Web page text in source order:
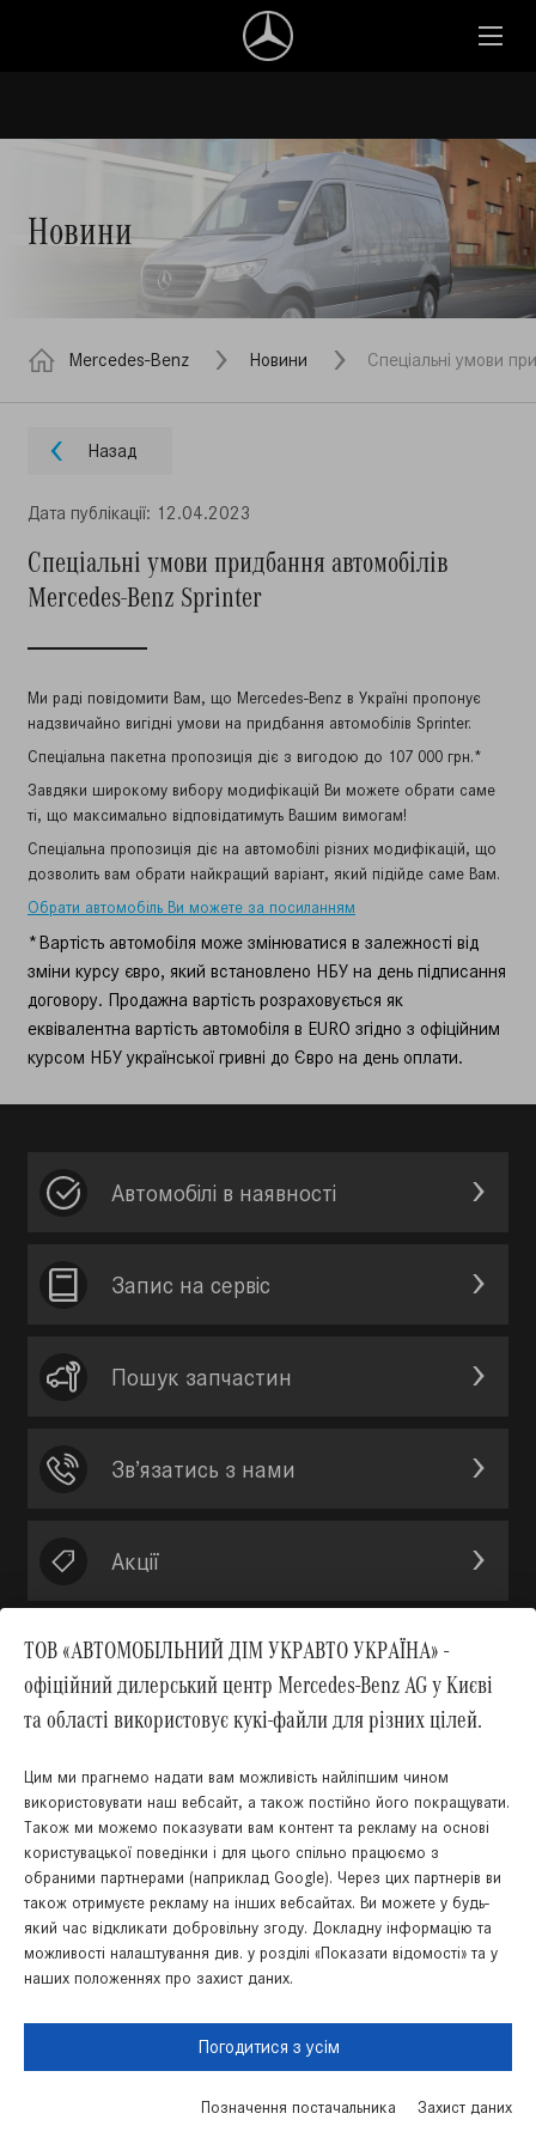
Новини
Mercedes-Benz Новини Спеціальні умови
Назад
Дата публiкацiї: 12.04.2023
Спеціальні умови придбання автомобілів
Mercedes-Benz Sprinter
Ми раді повідомити Вам, що Mercedes-Benz в Україні пропонує
надзвичайно вигідні умови на придбання автомобілів Sprinter.
Спеціальна пакетна пропозиція діє з вигодою до 107 000 грн.*
Завдяки широкому вибору модифікацій Ви можете обрати саме
ті, що максимально відповідатимуть Вашим вимогам!
Спеціальна пропозиція діє на автомобілі різних модифікацій, що
дозволить вам обрати найкращий варіант, який підійде саме Вам.
Обрати автомобіль Ви можете за посиланням
*Вартість автомобіля може змінюватися в залежності від
зміни курсу євро, який встановлено НБУ на день підписання
договору. Продажна вартість розраховується як
еквівалентна вартість автомобіля в EURO згідно з офіційним
курсом НБУ української гривні до Євро на день оплати.
ТОВ «АВТОМОБІЛЬНИЙ ДІМ УКРАВТО УКРАЇНА» -
офіційний дилерський центр Mercedes-Benz AG у Києві
та області використовує кукі-файли для різних цілей.
Цим ми прагнемо надати вам можливість найліпшим чином
використовувати наш вебсайт, а також постійно його покращувати.
Також ми можемо показувати вам контент та рекламу на основі
користувацької поведінки і для цього спільно працюємо з
обраними партнерами (наприклад Google). Через цих партнерів ви
також отримуєте рекламу на інших вебсайтах. Ви можете у будь-
який час відкликати добровільну згоду. Докладну інформацію та
можливості налаштування див. у розділі «Показати відомості» та у
наших положеннях про захист даних.
Погодитися з усім
Позначення постачальника Захист даних
Автомобілі в наявності
Запис на сервic
Пошук запчастин
Зв’язатись з нами
Акції
Вгору
Українська Російська
Правова інформація
КНОПКА